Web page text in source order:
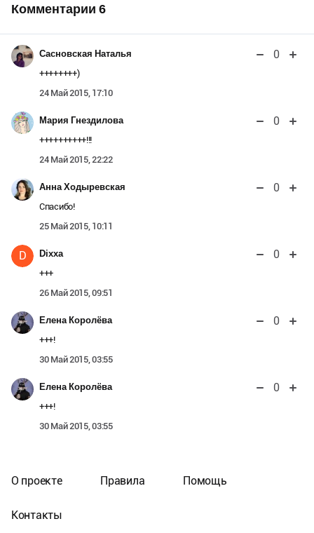
Комментарии 6
Сасновская Наталья 0
++++++++)
24 Май 2015, 17:10
Мария Гнездилова 0
++++++++++!!!
24 Май 2015, 22:22
Анна Ходыревская 0
Спасибо!
25 Май 2015, 10:11
D Dixxa 0
+++
26 Май 2015, 09:51
Елена Королёва 0
+++!
30 Май 2015, 03:55
Елена Королёва 0
+++!
30 Май 2015, 03:55
О проекте Правила Помощь
Контакты